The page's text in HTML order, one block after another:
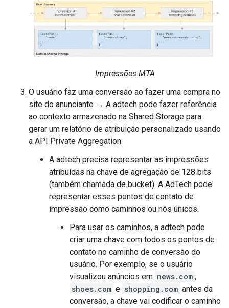
Impressões MTA
O usuário faz uma conversão ao fazer uma compra no
site do anunciante → A adtech pode fazer referência
ao contexto armazenado na Shared Storage para
gerar um relatório de atribuição personalizado usando
a API Private Aggregation.
A adtech precisa representar as impressões
atribuídas na chave de agregação de 128 bits
(também chamada de bucket). A AdTech pode
representar esses pontos de contato de
impressão como caminhos ou nós únicos.
Para usar os caminhos, a adtech pode
criar uma chave com todos os pontos de
contato no caminho de conversão do
usuário. Por exemplo, se o usuário
visualizou anúncios em news.com ,
shoes.com e shopping.com antes da
conversão, a chave vai codificar o caminho